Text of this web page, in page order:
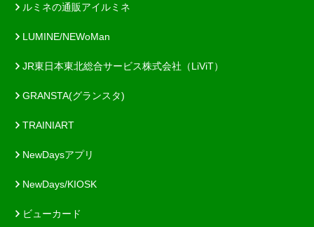
ルミネの通販アイルミネ
LUMINE/NEWoMan
JR東日本東北総合サービス株式会社（LiViT）
GRANSTA(グランスタ)
TRAINIART
NewDaysアプリ
NewDays/KIOSK
ビューカード